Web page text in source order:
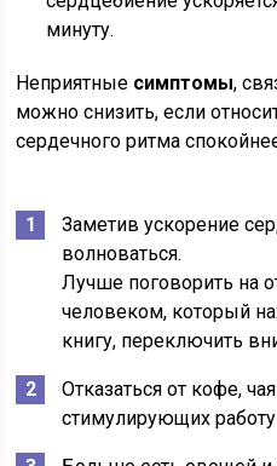
минуту.
Неприятные симптомы,
можно снизить, если
сердечного ритма
Заметив ускорение
волноваться.
Лучше поговорить на
человеком, который
книгу, переключить
Отказаться от кофе,
стимулирующих